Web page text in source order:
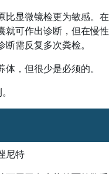
比显微镜检更为敏感。在
就可作出诊断，但在慢性
需反复多次粪检。
，但很少是必须的。
尼特